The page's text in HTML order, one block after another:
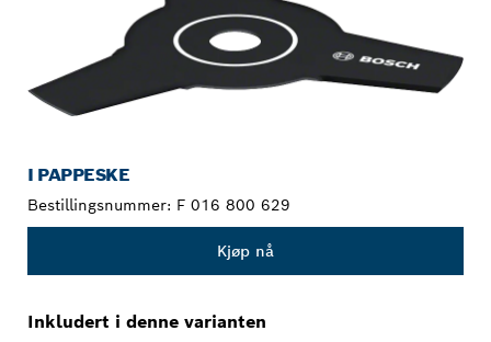
I PAPPESKE
Bestillingsnummer: F 016 800 629
Kjøp nå
Inkludert i denne varianten